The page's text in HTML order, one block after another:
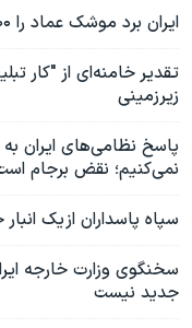
ایران برد موشک عماد را ۱۷۰۰ کیلومتر اعلام کرد
تقدیر خامنه‌ای از "کار
زیرزمینی
پاسخ نظامی‌های ایران
نمی‌کنیم؛ نقض برجام
سپاه پاسداران از یک
سخنگوی وزارت خارجه
جدید نیست